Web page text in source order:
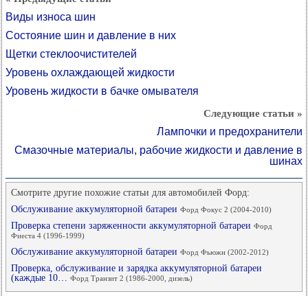
Виды износа шин
Состояние шин и давление в них
Щетки стеклоочистителей
Уровень охлаждающей жидкости
Уровень жидкости в бачке омывателя
Следующие статьи »
Лампочки и предохранители
Смазочные материалы, рабочие жидкости и давление в
шинах
Смотрите другие похожие статьи для автомобилей Форд:
Обслуживание аккумуляторной батареи Форд Фокус 2 (2004-2010)
Проверка степени заряженности аккумуляторной батареи Форд
Фиеста 4 (1996-1999)
Обслуживание аккумуляторной батареи Форд Фьюжн (2002-2012)
Проверка, обслуживание и зарядка аккумуляторной батареи
(каждые 10… Форд Транзит 2 (1986-2000, дизель)